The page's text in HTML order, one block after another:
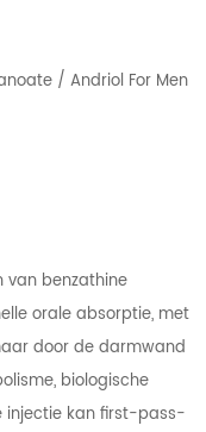
/ Andriol For Men
van benzathine
orale absorptie, met
door de darmwand
biologische
injectie kan first-pass-